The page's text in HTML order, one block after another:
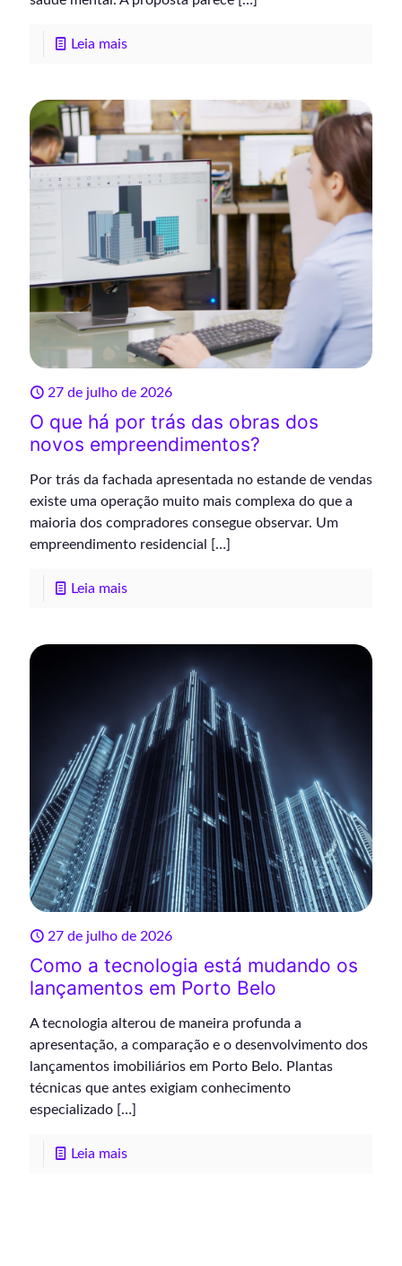
Leia mais
27 de julho de 2026
O que há por trás das obras dos
novos empreendimentos?
Por trás da fachada apresentada no estande de vendas
existe uma operação muito mais complexa do que a
maioria dos compradores consegue observar. Um
empreendimento residencial […]
Leia mais
27 de julho de 2026
Como a tecnologia está mudando os
lançamentos em Porto Belo
A tecnologia alterou de maneira profunda a
apresentação, a comparação e o desenvolvimento dos
lançamentos imobiliários em Porto Belo. Plantas
técnicas que antes exigiam conhecimento
especializado […]
Leia mais